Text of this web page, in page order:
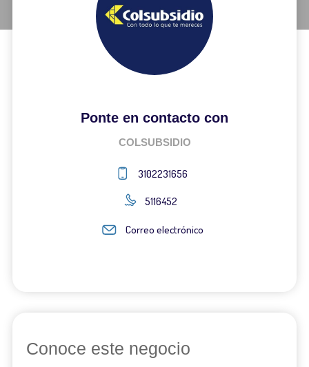
Ponte en contacto con
COLSUBSIDIO
3102231656
5116452
Correo electrónico
Conoce este negocio